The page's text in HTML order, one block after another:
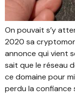
On pouvait s’y
2020 sa
annonce qui vient
sait que le réseau
ce domaine pour
perdu la confiance